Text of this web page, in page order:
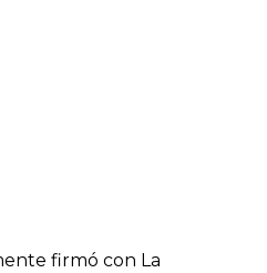
firmó con La